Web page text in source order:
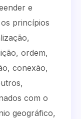
e
princípios
ordem,
conexão,
com o
geográfico,